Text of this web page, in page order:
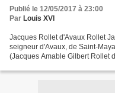
Publié le 12/05/2017 à 23:00
Par Louis XVI
Jacques Rollet d'Avaux Rollet
seigneur d'Avaux, de Saint-
(Jacques Amable Gilbert Rollet